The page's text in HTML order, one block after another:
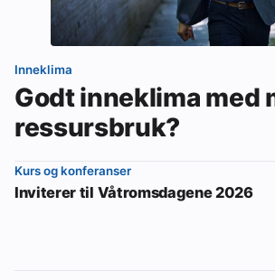
Inneklima
Godt inneklima med
ressursbruk?
Kurs og konferanser
Inviterer til Våtromsdagene 2026